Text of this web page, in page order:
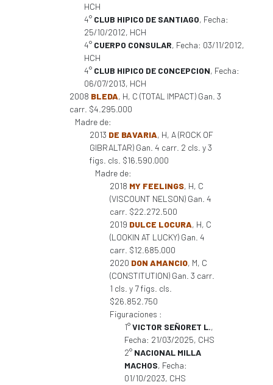
HCH
4° CLUB HIPICO DE SANTIAGO, Fecha:
25/10/2012, HCH
4° CUERPO CONSULAR, Fecha: 03/11/2012,
HCH
4° CLUB HIPICO DE CONCEPCION, Fecha:
06/07/2013, HCH
2008 BLEDA, H, C (TOTAL IMPACT) Gan. 3
carr. $4.295.000
Madre de:
2013 DE BAVARIA, H, A (ROCK OF
GIBRALTAR) Gan. 4 carr. 2 cls. y 3
figs. cls. $16.590.000
Madre de:
2018 MY FEELINGS, H, C
(VISCOUNT NELSON) Gan. 4
carr. $22.272.500
2019 DULCE LOCURA, H, C
(LOOKIN AT LUCKY) Gan. 4
carr. $12.685.000
2020 DON AMANCIO, M, C
(CONSTITUTION) Gan. 3 carr.
1 cls. y 7 figs. cls.
$26.852.750
Figuraciones :
1°VICTOR SEÑORET L.,
Fecha: 21/03/2025, CHS
2° NACIONAL MILLA
MACHOS, Fecha:
01/10/2023, CHS